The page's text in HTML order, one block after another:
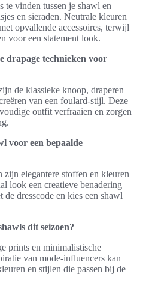
te vinden tussen je shawl en
en sieraden. Neutrale kleuren
opvallende accessoires, terwijl
voor een statement look.
drapage technieken voor
de klassieke knoop, draperen
van een foulard-stijl. Deze
outfit verfraaien en zorgen
voor een bepaalde
zijn elegantere stoffen en kleuren
look een creatieve benadering
dresscode en kies een shawl
dit seizoen?
prints en minimalistische
van mode-influencers kan
en stijlen die passen bij de